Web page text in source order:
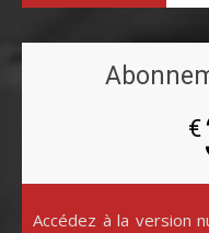
€
Accédez à la version